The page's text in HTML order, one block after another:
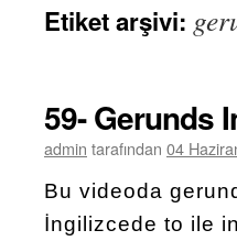
Etiket arşivi:
59- Gerunds
admin tarafından 04
Bu videoda
İngilizcede to ile